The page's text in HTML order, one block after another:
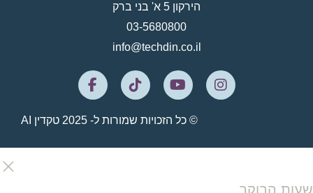
הירקון 5 א' בני ברק
03-5680800
info@techdin.co.il
© כל הזכויות שמורות ל- 2025 טקדין AI
שעות הבוקר